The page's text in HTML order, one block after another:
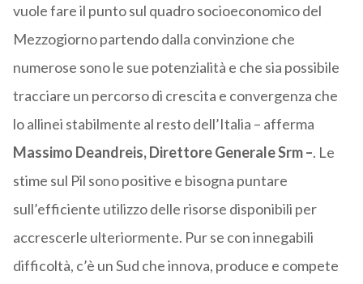
vuole fare il punto sul quadro socioeconomico del
Mezzogiorno partendo dalla convinzione che
numerose sono le sue potenzialità e che sia possibile
tracciare un percorso di crescita e convergenza che
lo allinei stabilmente al resto dell’Italia – afferma
Massimo Deandreis, Direttore Generale Srm –. Le
stime sul Pil sono positive e bisogna puntare
sull’efficiente utilizzo delle risorse disponibili per
accrescerle ulteriormente. Pur se con innegabili
difficoltà, c’è un Sud che innova, produce e compete